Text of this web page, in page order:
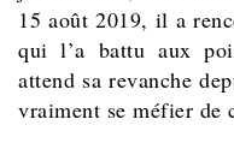
15 août 2019, il a
qui l’a battu aux
attend sa revanche
vraiment se méfier de